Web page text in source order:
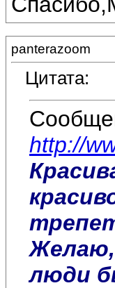
panterazoom
Цитата:
http://
люди